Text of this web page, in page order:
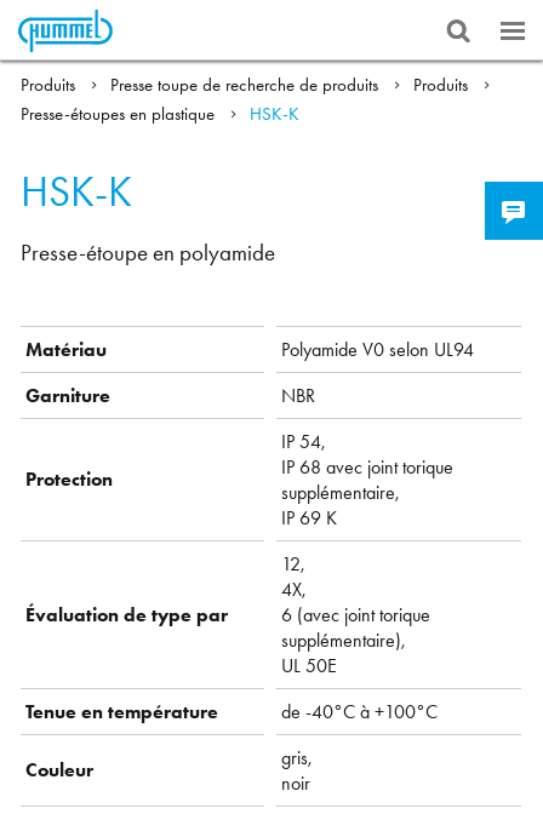
Produits Presse toupe de recherche de produits
Produits
Presse-étoupes en plastique
HSK-K
HSK-K
Presse-étoupe en polyamide
Matériau
Polyamide V0 selon UL94
Garniture
NBR
Protection
IP 54,
IP 68 avec joint torique
supplémentaire,
IP 69 K
Évaluation de type par
12,
4X,
6 (avec joint torique
supplémentaire),
UL 50E
Tenue en température
de -40°C à +100°C
Couleur
gris,
noir